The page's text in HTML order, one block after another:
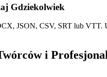
Gdziekolwiek
JSON, CSV, SRT lub VTT.
i